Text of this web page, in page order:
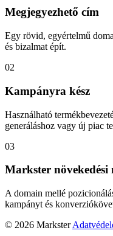
Megjegyezhető cím
Egy rövid, egyértelmű
és bizalmat épít.
02
Kampányra kész
Használható
generáláshoz vagy új piac
03
Markster növekedési
A domain mellé
kampányt és
© 2026 Markster